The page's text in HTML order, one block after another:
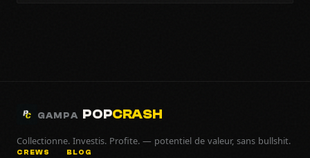
GAMPA POPCRASH
Collectionne. Investis. Profite. — potentiel de valeur, sans bullshit.
CREWS BLOG